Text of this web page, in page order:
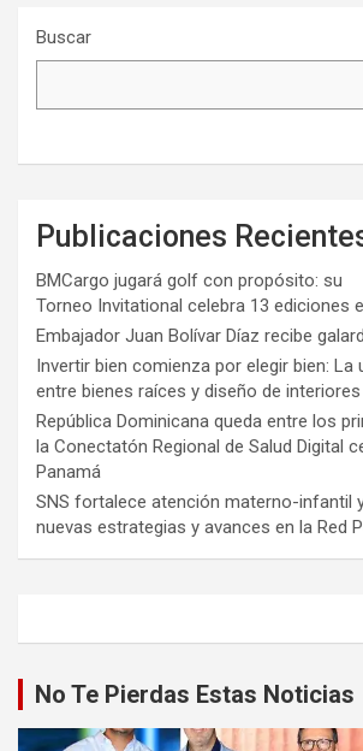
Buscar
Publicaciones
BMCargo jugará golf con propósito: su
Torneo Invitational celebra 13 ediciones
Embajador Juan Bolívar Díaz recibe
Invertir bien comienza por elegir bien: La
entre bienes raíces y diseño de interiores
República Dominicana queda entre los
la Conectatón Regional de Salud Digital
Panamá
SNS fortalece atención materno-infantil
nuevas estrategias y avances en la Red
No Te Pierdas Estas Noticias